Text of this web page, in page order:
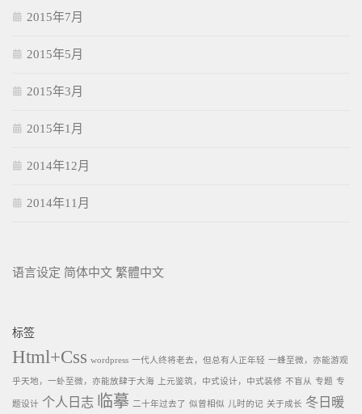
2015年7月
2015年5月
2015年3月
2015年1月
2014年12月
2014年11月
语言设定 简体中文 繁體中文
标签
Html+Css wordpress 一代人终将老去，但总有人正年轻 一蜂至微，亦能游观
乎天地，一虲至微，亦能放肆于大海 上元鉴筑，中式设计，中式装修 不盲从 专题 专
题设计 个人日志 临摹 二十年过去了 似曾相似 儿时的记 关于成长 冬日暖